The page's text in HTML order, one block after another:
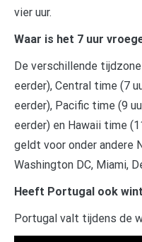
vier uur.
Waar is het 7 uur
De verschillende
eerder), Central time (7
eerder), Pacific time (9
eerder) en Hawaii time
geldt voor onder andere
Washington DC, Miami,
Heeft Portugal ook
Portugal valt tijdens de